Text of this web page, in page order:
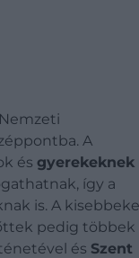
A
és gyerekeknek
így a
is. A
pedig többek
és Szent